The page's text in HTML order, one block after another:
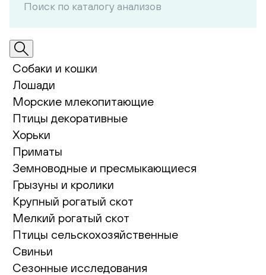
Собаки и кошки
Лошади
Морские млекопитающие
Птицы декоративные
Хорьки
Приматы
Земноводные и пресмыкающиеся
Грызуны и кролики
Крупный рогатый скот
Мелкий рогатый скот
Птицы сельскохозяйственные
Свиньи
Сезонные исследования